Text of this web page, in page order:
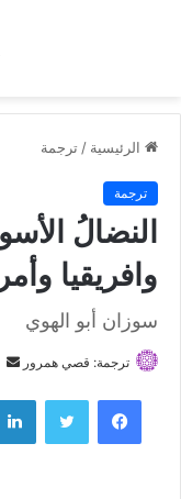
الرئيسية / ترجمة
ترجمة
النضالُ
وافريقيا
سوزان أبو الهوي
ترجمة: قصي همرور